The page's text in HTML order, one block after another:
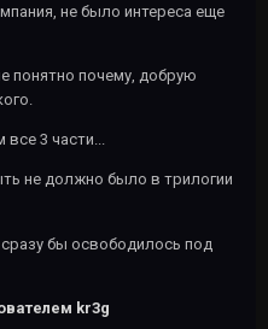
не было интереса еще
понятно почему, добрую
3 части...
не должно было в трилогии
бы освободилось под
kr3g